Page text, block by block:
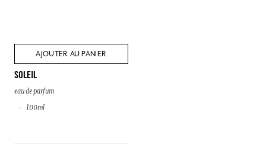
AJOUTER AU PANIER
SOLEIL
eau de parfum
100ml